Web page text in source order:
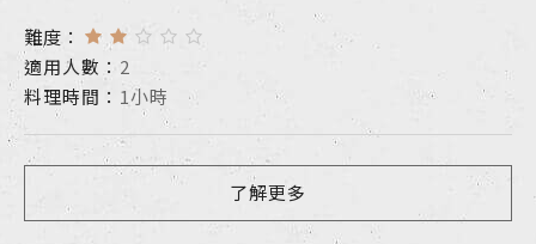
難度：
適用人數： 2
料理時間： 1小時
了解更多